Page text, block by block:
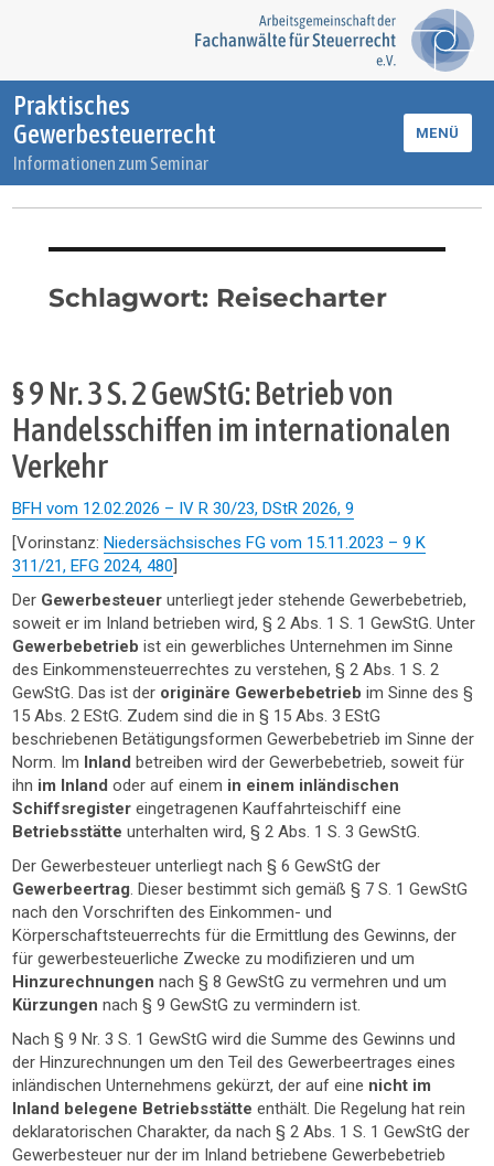
Praktisches
Gewerbesteuerrecht
Informationen zum Seminar
MENÜ
Schlagwort: Reisecharter
§ 9 Nr. 3 S. 2 GewStG: Betrieb von
Handelsschiffen im internationalen
Verkehr
BFH vom 12.02.2026 – IV R 30/23, DStR 2026, 9
[Vorinstanz:Niedersächsisches FG vom 15.11.2023 – 9 K
311/21, EFG 2024, 480]
Der Gewerbesteuerunterliegt jeder stehende Gewerbebetrieb,
soweit er im Inland betrieben wird, § 2 Abs. 1 S. 1 GewStG. Unter
Gewerbebetriebist ein gewerbliches Unternehmen im Sinne
des Einkommensteuerrechtes zu verstehen, § 2 Abs. 1 S. 2
GewStG. Das ist der originäre Gewerbebetrieb im Sinne des §
15 Abs. 2 EStG. Zudem sind die in § 15 Abs. 3 EStG
beschriebenen Betätigungsformen Gewerbebetrieb im Sinne der
Norm. Im Inlandbetreiben wird der Gewerbebetrieb, soweit für
ihn im Inland oder auf einem in einem inländischen
Schiffsregister eingetragenen Kauffahrteischiff eine
Betriebsstätteunterhalten wird, § 2 Abs. 1 S. 3 GewStG.
Der Gewerbesteuer unterliegt nach § 6 GewStG der
Gewerbeertrag. Dieser bestimmt sich gemäß § 7 S. 1 GewStG
nach den Vorschriften des Einkommen- und
Körperschaftsteuerrechts für die Ermittlung des Gewinns, der
für gewerbesteuerliche Zwecke zu modifizieren und um
Hinzurechnungennach § 8 GewStG zu vermehren und um
Kürzungennach § 9 GewStG zu vermindern ist.
Nach § 9 Nr. 3 S. 1 GewStG wird die Summe des Gewinns und
der Hinzurechnungen um den Teil des Gewerbeertrages eines
inländischen Unternehmens gekürzt, der auf eine nicht im
Inland belegene Betriebsstätte enthält. Die Regelung hat rein
deklaratorischen Charakter, da nach § 2 Abs. 1 S. 1 GewStG der
Gewerbesteuer nur der im Inland betriebene Gewerbebetrieb